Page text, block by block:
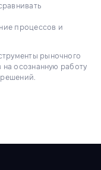
процессов и
рыночного
на осознанную работу